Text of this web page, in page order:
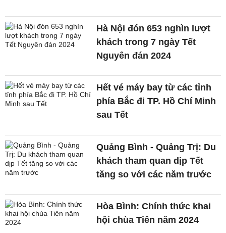
Hà Nội đón 653 nghìn lượt
khách trong 7 ngày Tết
Nguyên đán 2024
Hết vé máy bay từ các tỉnh
phía Bắc đi TP. Hồ Chí Minh
sau Tết
Quảng Bình - Quảng Trị: Du
khách tham quan dịp Tết
tăng so với các năm trước
Hòa Bình: Chính thức khai
hội chùa Tiên năm 2024